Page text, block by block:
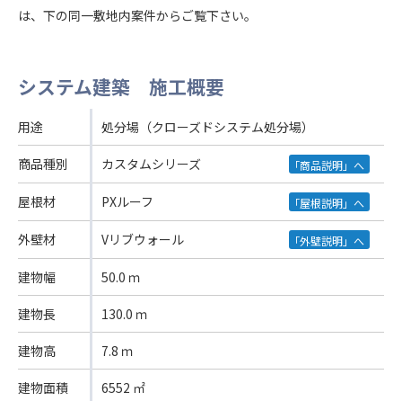
は、下の同一敷地内案件からご覧下さい。
システム建築 施工概要
用途 処分場（クローズドシステム処分場）
商品種別 カスタムシリーズ 「商品説明」へ
屋根材 PXルーフ 「屋根説明」へ
外壁材 Vリブウォール 「外壁説明」へ
建物幅 50.0 ｍ
建物長 130.0 ｍ
建物高 7.8 ｍ
建物面積 6552 ㎡